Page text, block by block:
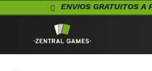
Ir al contenidoENVIOS GRATUITOS A